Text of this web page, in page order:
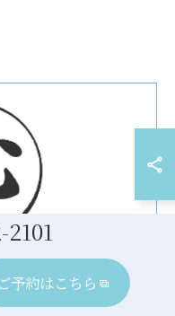
に対応しており、千葉
ご予約はこちら